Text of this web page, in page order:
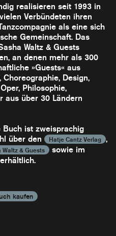
realisieren seit 1993 in
Verbündeten ihren
als eine sich
Gemeinschaft. Das
Waltz & Guests
an denen mehr als 300
»Guests« aus
Design,
Philosophie,
aus über 30 Ländern
ist zweisprachig
über den
Hatje Cantz Verlag ,
& Guests
sowie im
kaufen